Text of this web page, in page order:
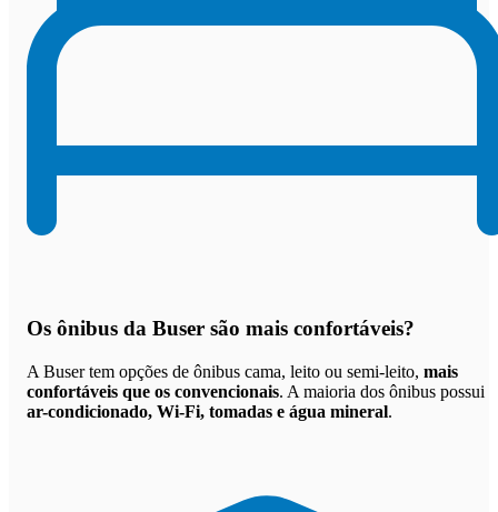
Os ônibus da Buser são mais confortáveis?
A Buser tem opções de ônibus cama, leito ou semi-leito, mais
confortáveis que os convencionais. A maioria dos ônibus possui
ar-condicionado, Wi-Fi, tomadas e água mineral.